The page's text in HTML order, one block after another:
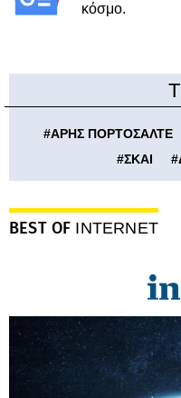
κόσμο.
#ΑΡΗΣ ΠΟΡΤΟΣΑΛΤΕ
#ΣΚΑΙ #
BEST OF INTERNET